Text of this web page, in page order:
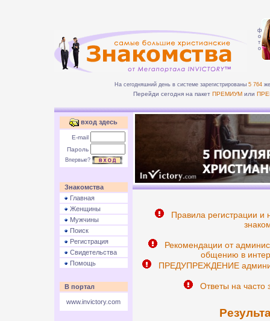
ф
о
т
о
На сегодняшний день в системе зарегистрированы 5 764
Перейди сегодня на пакет ПРЕМИУМили
вход здесь
E-mail
Пароль
Впервые?
Знакомства
Главная
Женщины
Мужчины
Поиск
Регистрация
Свидетельства
Помощь
В портал
www.invictory.com
Правила регистрации и
Рекомендации от
общению в
ПРЕДУПРЕЖДЕНИЕ
Ответы на часто